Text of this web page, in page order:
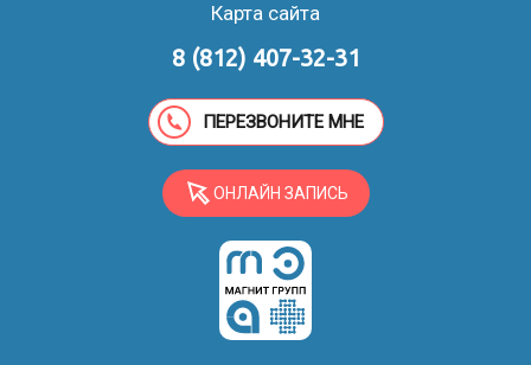
Карта сайта
8 (812) 407-32-31
ПЕРЕЗВОНИТЕ МНЕ
ОНЛАЙН ЗАПИСЬ